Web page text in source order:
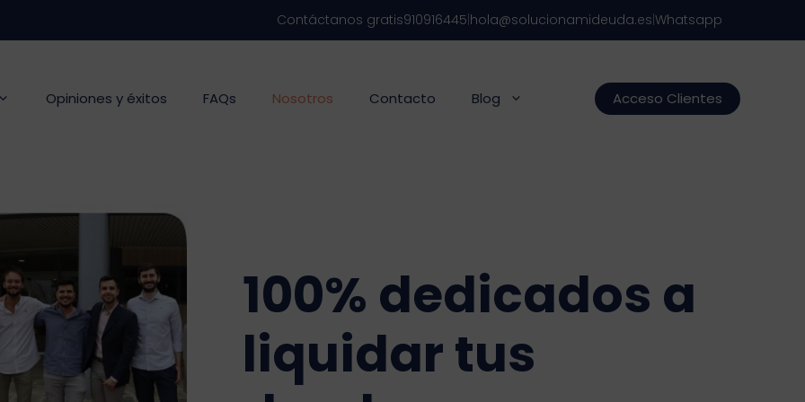
Contáctanos gratis910916445 hola@solucionamideuda.es Whatsapp
Opiniones y éxitos FAQs Nosotros Contacto Blog Acceso Clientes
100% dedicados a
liquidar tus